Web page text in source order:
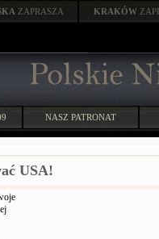
ZAPRASZA KRAKÓW
NASZ PATRONAT
USA!